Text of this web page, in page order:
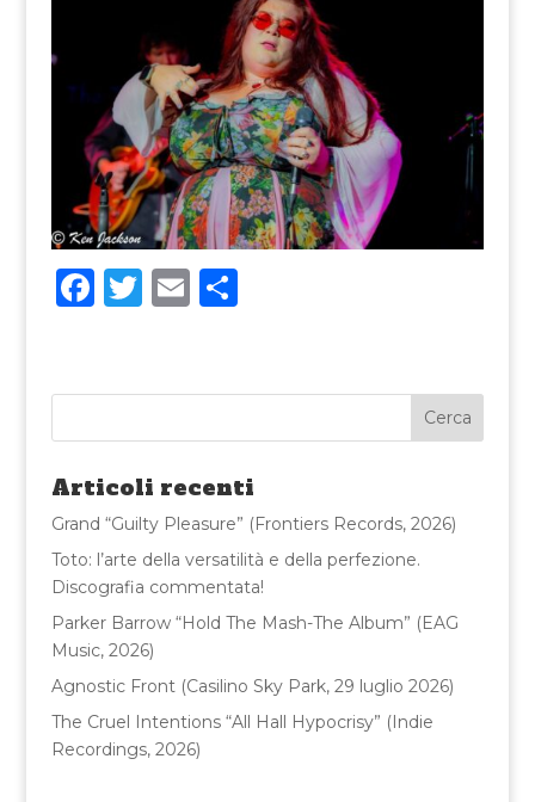
F
e
b
o
o
k
T
te
r
E
l
C
di
vi
di
Articoli recenti
Grand “Guilty Pleasure” (Frontiers Records, 2026)
Toto: l’arte della versatilità e della perfezione.
Discografia commentata!
Parker Barrow “Hold The Mash-The Album” (EAG
Music, 2026)
Agnostic Front (Casilino Sky Park, 29 luglio 2026)
The Cruel Intentions “All Hall Hypocrisy” (Indie
Recordings, 2026)